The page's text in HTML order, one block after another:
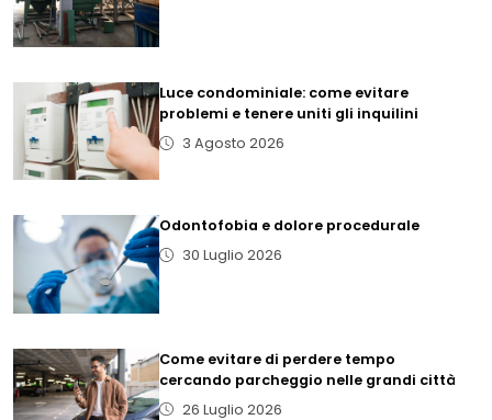
Luce condominiale: come evitare
problemi e tenere uniti gli inquilini
3 Agosto 2026
Odontofobia e dolore procedurale
30 Luglio 2026
Come evitare di perdere tempo
cercando parcheggio nelle grandi città
26 Luglio 2026